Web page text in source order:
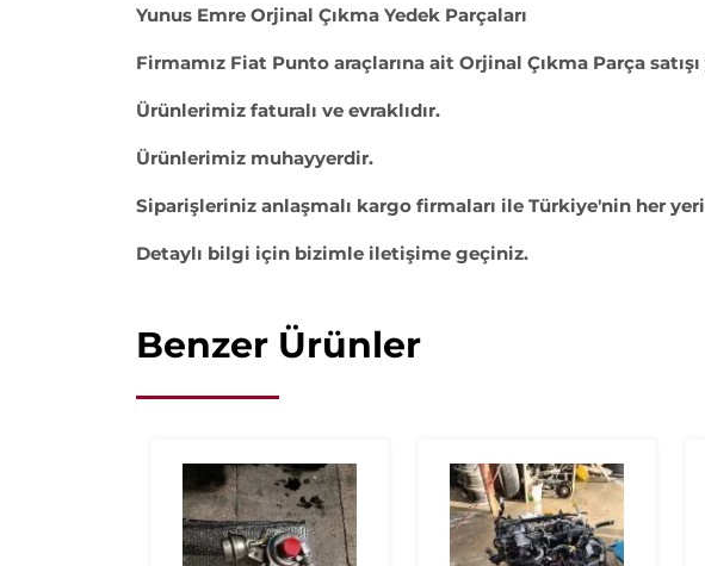
Yunus Emre Orjinal Çıkma Yedek Parçaları
Firmamız Fiat Punto araçlarına ait Orjinal Çıkma Parça
Ürünlerimiz faturalı ve evraklıdır.
Ürünlerimiz muhayyerdir.
Siparişleriniz anlaşmalı kargo firmaları ile Türkiye'nin her
Detaylı bilgi için bizimle iletişime geçiniz.
Benzer Ürünler